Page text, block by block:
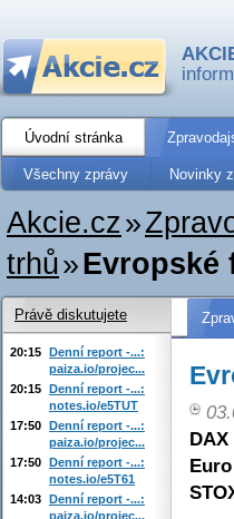
Úvodní stránka
Všechny zprávy Novinky
Akcie.cz»
trhů»Evropské
DAX
Právě diskutujete
20:15 Denní report -...:
paiza.io/projec...
20:15 Denní report -...:
notes.io/e5TUT
17:50 Denní report -...:
paiza.io/projec...
17:50 Denní report -...:
notes.io/e5T61
14:03 Denní report -...:
paiza.io/projec...